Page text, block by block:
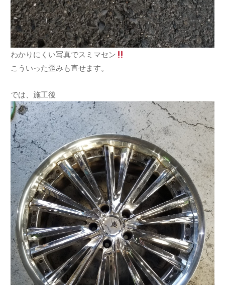
わかりにくい写真でスミマセン
こういった歪みも直せます。
では、施工後